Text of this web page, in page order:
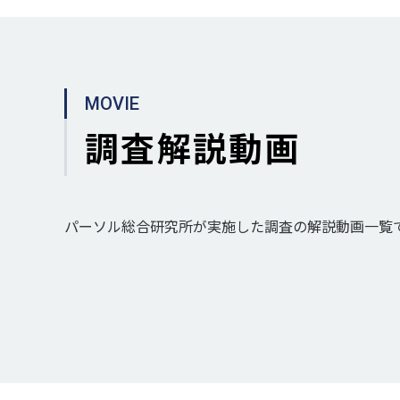
MOVIE
調査解説動画
パーソル総合研究所が実施した調査の解説動画一覧